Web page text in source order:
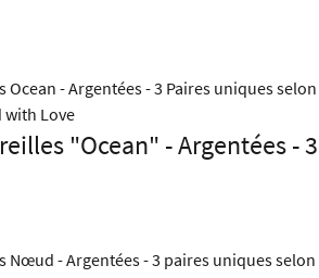
"Ocean" - Argentées - 3